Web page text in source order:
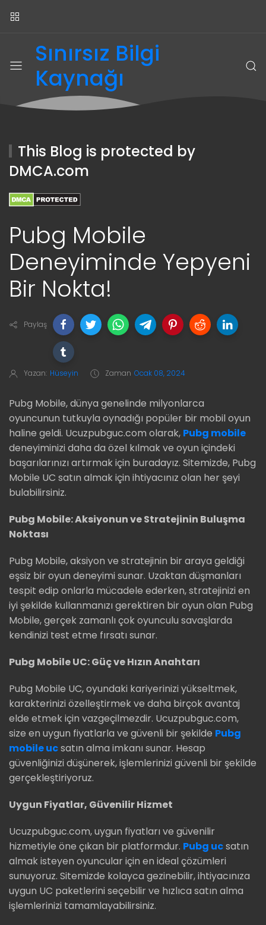
Sınırsız Bilgi
Kaynağı
This Blog is protected by
DMCA.com
Pubg Mobile
Deneyiminde Yepyeni
Bir Nokta!
Paylaş
Yazan: Hüseyin Zaman Ocak 08, 2024
Pubg Mobile, dünya genelinde milyonlarca
oyuncunun tutkuyla oynadığı popüler bir mobil oyun
haline geldi. Ucuzpubguc.com olarak, Pubg mobile
deneyiminizi daha da özel kılmak ve oyun içindeki
başarılarınızı artırmak için buradayız. Sitemizde, Pubg
Mobile UC satın almak için ihtiyacınız olan her şeyi
bulabilirsiniz.
Pubg Mobile: Aksiyonun ve Stratejinin Buluşma
Noktası
Pubg Mobile, aksiyon ve stratejinin bir araya geldiği
eşsiz bir oyun deneyimi sunar. Uzaktan düşmanları
tespit edip onlarla mücadele ederken, stratejinizi en
iyi şekilde kullanmanızı gerektiren bir oyun olan Pubg
Mobile, gerçek zamanlı çok oyunculu savaşlarda
kendinizi test etme fırsatı sunar.
Pubg Mobile UC: Güç ve Hızın Anahtarı
Pubg Mobile UC, oyundaki kariyerinizi yükseltmek,
karakterinizi özelleştirmek ve daha birçok avantaj
elde etmek için vazgeçilmezdir. Ucuzpubguc.com,
size en uygun fiyatlarla ve güvenli bir şekilde Pubg
mobile ucsatın alma imkanı sunar. Hesap
güvenliğinizi düşünerek, işlemlerinizi güvenli bir şekilde
gerçekleştiriyoruz.
Uygun Fiyatlar, Güvenilir Hizmet
Ucuzpubguc.com, uygun fiyatları ve güvenilir
hizmetiyle öne çıkan bir platformdur. Pubg ucsatın
almak isteyen oyuncular için en ideal çözümleri
sunuyoruz. Sitemizde kolayca gezinebilir, ihtiyacınıza
uygun UC paketlerini seçebilir ve hızlıca satın alma
işlemlerinizi tamamlayabilirsiniz.